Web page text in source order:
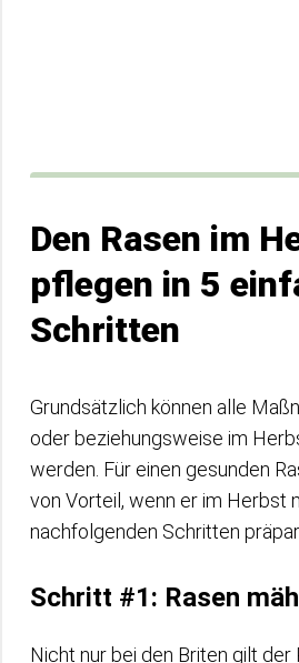
Den Rasen im
pflegen in 5
Schritten
Grundsätzlich können alle
oder beziehungsweise im
werden. Für einen gesunden
von Vorteil, wenn er im Herbst
nachfolgenden Schritten
Schritt #1: Rasen
Nicht nur bei den Briten gilt der